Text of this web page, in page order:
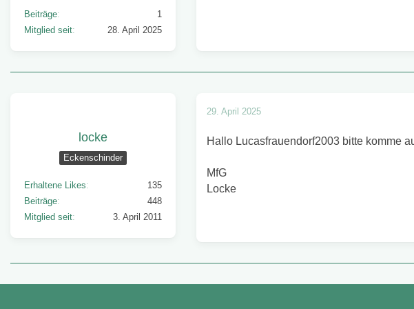
Beiträge
1
Mitglied seit
28. April 2025
locke
Eckenschinder
Erhaltene Likes
135
Beiträge
448
Mitglied seit
3. April 2011
29. April 2025
Hallo Lucasfrauendorf2003 bitte komme
MfG
Locke